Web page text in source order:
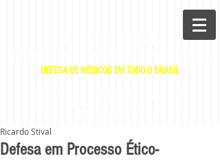
DEFESA DE MÉDICOS EM TODO O BRASIL
Defesa em Processo Ético-
Ricardo Stival